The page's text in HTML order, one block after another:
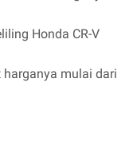
Honda CR-V
harganya mulai dari